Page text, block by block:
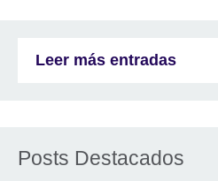
Leer más entradas
Posts Destacados